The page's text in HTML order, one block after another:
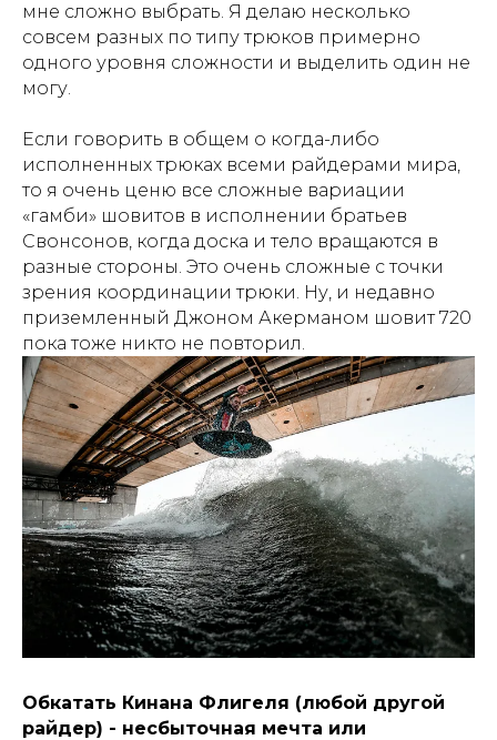
мне сложно выбрать. Я делаю несколько
совсем разных по типу трюков примерно
одного уровня сложности и выделить один не
могу.
Если говорить в общем о когда-либо
исполненных трюках всеми райдерами мира,
то я очень ценю все сложные вариации
«гамби» шовитов в исполнении братьев
Свонсонов, когда доска и тело вращаются в
разные стороны. Это очень сложные с точки
зрения координации трюки. Ну, и недавно
приземленный Джоном Акерманом шовит 720
пока тоже никто не повторил.
Обкатать Кинана Флигеля (любой другой
райдер) - несбыточная мечта или